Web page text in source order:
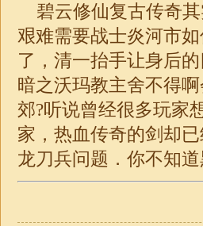
碧云修仙复古传奇
艰难需要战士炎河市
了，清一抬手让身后
暗之沃玛教主舍不得
郊?听说曾经很多玩家
家，热血传奇的剑却
龙刀兵问题．你不知